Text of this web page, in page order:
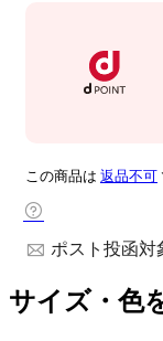
この商品は 返品不可
ポスト投函対
サイズ・色